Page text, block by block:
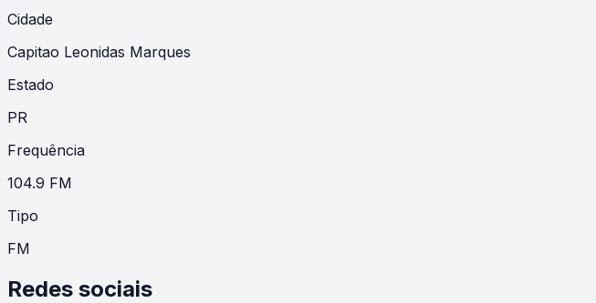
Cidade
Capitao Leonidas Marques
Estado
PR
Frequência
104.9 FM
Tipo
FM
Redes sociais